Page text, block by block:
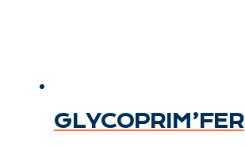
GLYCOPRIM’FER